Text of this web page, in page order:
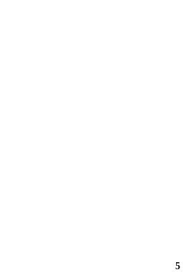
3
2
3
5